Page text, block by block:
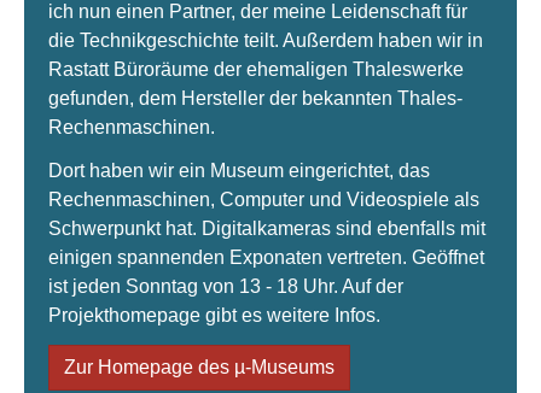
ich nun einen Partner, der meine Leidenschaft für
die Technikgeschichte teilt. Außerdem haben wir in
Rastatt Büroräume der ehemaligen Thaleswerke
gefunden, dem Hersteller der bekannten Thales-
Rechenmaschinen.
Dort haben wir ein Museum eingerichtet, das
Rechenmaschinen, Computer und Videospiele als
Schwerpunkt hat. Digitalkameras sind ebenfalls mit
einigen spannenden Exponaten vertreten. Geöffnet
ist jeden Sonntag von 13 - 18 Uhr. Auf der
Projekthomepage gibt es weitere Infos.
Zur Homepage des µ-Museums